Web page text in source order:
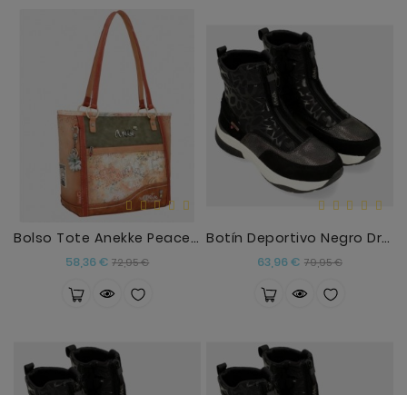
Bolso Tote Anekke Peace And Love
58,36 € Precio
72,95 €Precio
Botín Deportivo Negro Dressy Talla 37
63,96 € Precio
79,95 €Precio